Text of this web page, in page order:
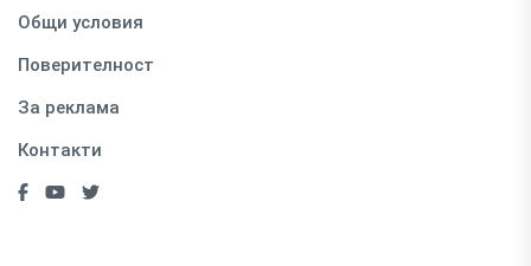
Общи условия
Поверителност
За реклама
Контакти